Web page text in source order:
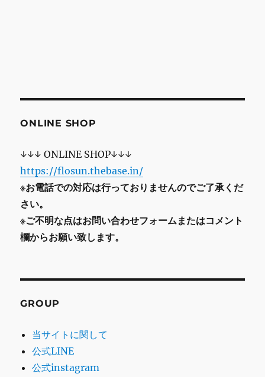
ONLINE SHOP
↓↓↓ ONLINE SHOP↓↓↓
https://flosun.thebase.in/
※お電話での対応は行っておりませんのでご了承くだ
さい。
※ご不明な点はお問い合わせフォームまたはコメント
欄からお願い致します。
GROUP
当サイトに関して
公式LINE
公式instagram